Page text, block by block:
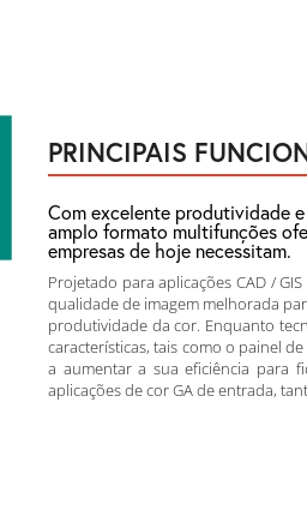
PRINCIPAIS
Com excelente produtividade
amplo formato multifunções
empresas de hoje necessitam.
Projetado para aplicações CAD /
qualidade de imagem melhorada
produtividade da cor. Enquanto
características, tais como o painel
a aumentar a sua eficiência para
aplicações de cor GA de entrada,